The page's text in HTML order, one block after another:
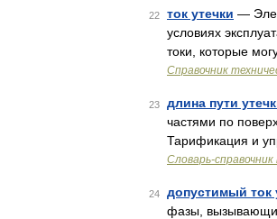
22 ток утечки —
условиях
токи, которые
Справочник
23 длина пути
частями по
Тарификация и
Словарь-
24 допустимый ток
фазы,